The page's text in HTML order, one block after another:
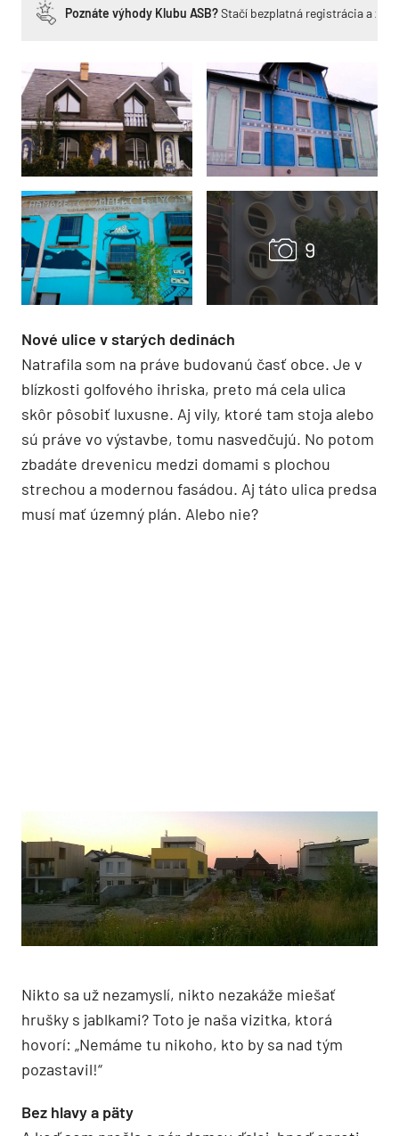
Poznáte výhody Klubu ASB?Stačí bezplatná registrácia a
Nové ulice v starých dedinách
Natrafila som na práve budovanú časť obce. Je v
blízkosti golfového ihriska, preto má cela ulica
skôr pôsobiť luxusne. Aj vily, ktoré tam stoja alebo
sú práve vo výstavbe, tomu nasvedčujú. No potom
zbadáte drevenicu medzi domami s plochou
strechou a modernou fasádou. Aj táto ulica predsa
musí mať územný plán. Alebo nie?
Nikto sa už nezamyslí, nikto nezakáže miešať
hrušky s jablkami? Toto je naša vizitka, ktorá
hovorí: „Nemáme tu nikoho, kto by sa nad tým
pozastavil!“
Bez hlavy a päty